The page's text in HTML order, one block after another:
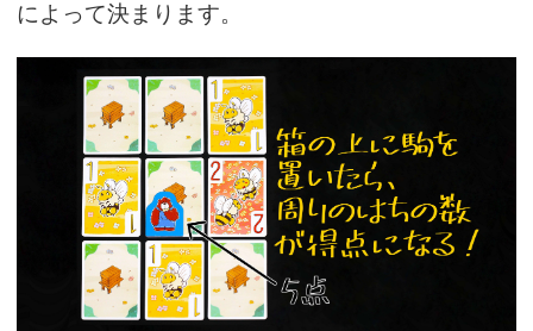
によって決まります。